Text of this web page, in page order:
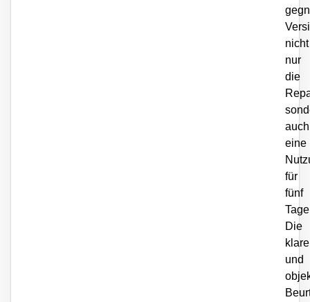
nicht
nur
die
auch
eine
für
fünf
Die
klare
und